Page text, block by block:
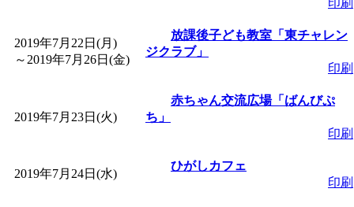
印刷
2019年7月22日(月)
～ 2019年7月26日(金)
放課後子ども教室「東チャレン
ジクラブ」
印刷
2019年7月23日(火)
赤ちゃん交流広場「ばんびぷ
ち」
印刷
2019年7月24日(水)
ひがしカフェ
印刷